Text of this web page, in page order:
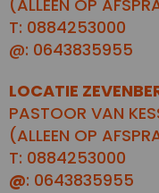
(ALLEEN OP
T: 0884253000
@: 0643835955
LOCATIE
PASTOOR VAN
(ALLEEN OP
T: 0884253000
@: 0643835955